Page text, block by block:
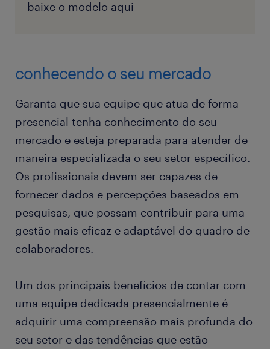
baixe o modelo aqui
conhecendo o seu mercado
Garanta que sua equipe que atua de forma
presencial tenha conhecimento do seu
mercado e esteja preparada para atender de
maneira especializada o seu setor específico.
Os profissionais devem ser capazes de
fornecer dados e percepções baseados em
pesquisas, que possam contribuir para uma
gestão mais eficaz e adaptável do quadro de
colaboradores.
Um dos principais benefícios de contar com
uma equipe dedicada presencialmente é
adquirir uma compreensão mais profunda do
seu setor e das tendências que estão